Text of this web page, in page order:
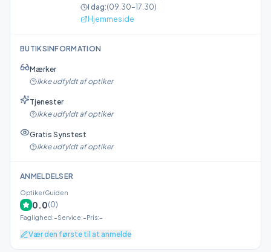
I dag:(09.30–17.30)
Hjemmeside
BUTIKSINFORMATION
Mærker
Ikke udfyldt af optiker
Tjenester
Ikke udfyldt af optiker
Gratis Synstest
Ikke udfyldt af optiker
ANMELDELSER
OptikerGuiden
0.0(0)
Faglighed:–Service:–Pris:–
Vær den første til at anmelde